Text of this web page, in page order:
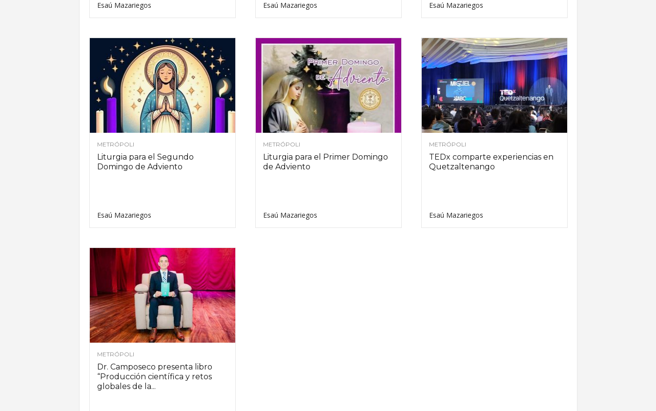
Esaú Mazariegos Esaú Mazariegos Esaú Mazariegos
METRÓPOLI
Liturgia para el Segundo
Domingo de Adviento
Esaú Mazariegos
METRÓPOLI
Liturgia para el Primer Domingo
de Adviento
Esaú Mazariegos
METRÓPOLI
TEDx comparte experiencias en
Quetzaltenango
Esaú Mazariegos
METRÓPOLI
Dr. Camposeco presenta libro
“Producción científica y retos
globales de la...